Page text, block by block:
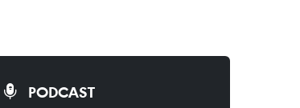
PODCAST